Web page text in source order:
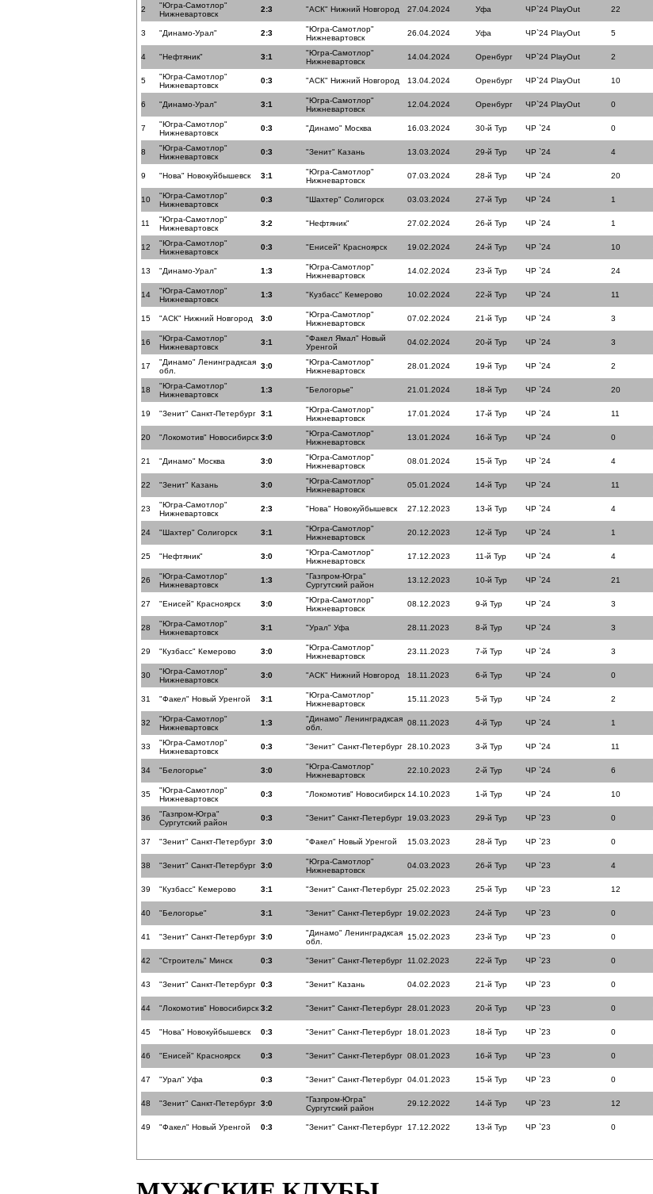
2
"Югра-Самотлор"
Нижневартовск
2:3 "АСК" Нижний Новгород 27.04.2024 Уфа ЧР`24 PlayOut 22
3 "Динамо-Урал" 2:3
"Югра-Самотлор"
Нижневартовск
26.04.2024 Уфа ЧР`24 PlayOut 5
4 "Нефтяник" 3:1
"Югра-Самотлор"
Нижневартовск
14.04.2024 Оренбург ЧР`24 PlayOut 2
5
"Югра-Самотлор"
Нижневартовск
0:3 "АСК" Нижний Новгород 13.04.2024 Оренбург ЧР`24 PlayOut 10
6 "Динамо-Урал" 3:1
"Югра-Самотлор"
Нижневартовск
12.04.2024 Оренбург ЧР`24 PlayOut 0
7
"Югра-Самотлор"
Нижневартовск
0:3 "Динамо" Москва 16.03.2024 30-й Тур ЧР `24 0
8
"Югра-Самотлор"
Нижневартовск
0:3 "Зенит" Казань 13.03.2024 29-й Тур ЧР `24 4
9 "Нова" Новокуйбышевск 3:1
"Югра-Самотлор"
Нижневартовск
07.03.2024 28-й Тур ЧР `24 20
10
"Югра-Самотлор"
Нижневартовск
0:3 "Шахтер" Солигорск 03.03.2024 27-й Тур ЧР `24 1
11
"Югра-Самотлор"
Нижневартовск
3:2 "Нефтяник" 27.02.2024 26-й Тур ЧР `24 1
12
"Югра-Самотлор"
Нижневартовск
0:3 "Енисей" Красноярск 19.02.2024 24-й Тур ЧР `24 10
13 "Динамо-Урал" 1:3
"Югра-Самотлор"
Нижневартовск
14.02.2024 23-й Тур ЧР `24 24
14
"Югра-Самотлор"
Нижневартовск
1:3 "Кузбасс" Кемерово 10.02.2024 22-й Тур ЧР `24 11
15 "АСК" Нижний Новгород 3:0
"Югра-Самотлор"
Нижневартовск
07.02.2024 21-й Тур ЧР `24 3
16
"Югра-Самотлор"
Нижневартовск
3:1
"Факел Ямал" Новый
Уренгой
04.02.2024 20-й Тур ЧР `24 3
17
"Динамо" Ленинградксая
обл.
3:0
"Югра-Самотлор"
Нижневартовск
28.01.2024 19-й Тур ЧР `24 2
18
"Югра-Самотлор"
Нижневартовск
1:3 "Белогорье" 21.01.2024 18-й Тур ЧР `24 20
19 "Зенит" Санкт-Петербург 3:1
"Югра-Самотлор"
Нижневартовск
17.01.2024 17-й Тур ЧР `24 11
20 "Локомотив" Новосибирск 3:0
"Югра-Самотлор"
Нижневартовск
13.01.2024 16-й Тур ЧР `24 0
21 "Динамо" Москва 3:0
"Югра-Самотлор"
Нижневартовск
08.01.2024 15-й Тур ЧР `24 4
22 "Зенит" Казань 3:0
"Югра-Самотлор"
Нижневартовск
05.01.2024 14-й Тур ЧР `24 11
23
"Югра-Самотлор"
Нижневартовск
2:3 "Нова" Новокуйбышевск 27.12.2023 13-й Тур ЧР `24 4
24 "Шахтер" Солигорск 3:1
"Югра-Самотлор"
Нижневартовск
20.12.2023 12-й Тур ЧР `24 1
25 "Нефтяник" 3:0
"Югра-Самотлор"
Нижневартовск
17.12.2023 11-й Тур ЧР `24 4
26
"Югра-Самотлор"
Нижневартовск
1:3
"Газпром-Югра"
Сургутский район
13.12.2023 10-й Тур ЧР `24 21
27 "Енисей" Красноярск 3:0
"Югра-Самотлор"
Нижневартовск
08.12.2023 9-й Тур ЧР `24 3
28
"Югра-Самотлор"
Нижневартовск
3:1 "Урал" Уфа 28.11.2023 8-й Тур ЧР `24 3
29 "Кузбасс" Кемерово 3:0
"Югра-Самотлор"
Нижневартовск
23.11.2023 7-й Тур ЧР `24 3
30
"Югра-Самотлор"
Нижневартовск
3:0 "АСК" Нижний Новгород 18.11.2023 6-й Тур ЧР `24 0
31 "Факел" Новый Уренгой 3:1
"Югра-Самотлор"
Нижневартовск
15.11.2023 5-й Тур ЧР `24 2
32
"Югра-Самотлор"
Нижневартовск
1:3
"Динамо" Ленинградксая
обл.
08.11.2023 4-й Тур ЧР `24 1
33
"Югра-Самотлор"
Нижневартовск
0:3 "Зенит" Санкт-Петербург 28.10.2023 3-й Тур ЧР `24 11
34 "Белогорье" 3:0
"Югра-Самотлор"
Нижневартовск
22.10.2023 2-й Тур ЧР `24 6
35
"Югра-Самотлор"
Нижневартовск
0:3 "Локомотив" Новосибирск 14.10.2023 1-й Тур ЧР `24 10
36
"Газпром-Югра"
Сургутский район
0:3 "Зенит" Санкт-Петербург 19.03.2023 29-й Тур ЧР `23 0
37 "Зенит" Санкт-Петербург 3:0 "Факел" Новый Уренгой 15.03.2023 28-й Тур ЧР `23 0
38 "Зенит" Санкт-Петербург 3:0
"Югра-Самотлор"
Нижневартовск
04.03.2023 26-й Тур ЧР `23 4
39 "Кузбасс" Кемерово 3:1 "Зенит" Санкт-Петербург 25.02.2023 25-й Тур ЧР `23 12
40 "Белогорье" 3:1 "Зенит" Санкт-Петербург 19.02.2023 24-й Тур ЧР `23 0
41 "Зенит" Санкт-Петербург 3:0
"Динамо" Ленинградксая
обл.
15.02.2023 23-й Тур ЧР `23 0
42 "Строитель" Минск 0:3 "Зенит" Санкт-Петербург 11.02.2023 22-й Тур ЧР `23 0
43 "Зенит" Санкт-Петербург 0:3 "Зенит" Казань 04.02.2023 21-й Тур ЧР `23 0
44 "Локомотив" Новосибирск 3:2 "Зенит" Санкт-Петербург 28.01.2023 20-й Тур ЧР `23 0
45 "Нова" Новокуйбышевск 0:3 "Зенит" Санкт-Петербург 18.01.2023 18-й Тур ЧР `23 0
46 "Енисей" Красноярск 0:3 "Зенит" Санкт-Петербург 08.01.2023 16-й Тур ЧР `23 0
47 "Урал" Уфа 0:3 "Зенит" Санкт-Петербург 04.01.2023 15-й Тур ЧР `23 0
48 "Зенит" Санкт-Петербург 3:0
"Газпром-Югра"
Сургутский район
29.12.2022 14-й Тур ЧР `23 12
49 "Факел" Новый Уренгой 0:3 "Зенит" Санкт-Петербург 17.12.2022 13-й Тур ЧР `23 0